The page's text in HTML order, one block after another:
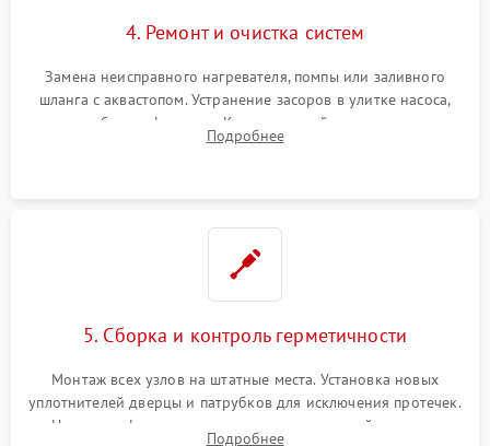
4. Ремонт и очистка систем
Замена неисправного нагревателя, помпы или заливного
шланга с аквастопом. Устранение засоров в улитке насоса,
патрубках и фильтрах. Компонентный ремонт платы
управления, восстановление поврежденной проводки.
Подробнее
5. Сборка и контроль герметичности
Монтаж всех узлов на штатные места. Установка новых
уплотнителей дверцы и патрубков для исключения протечек.
Надежная фиксация хомутов гидравлической системы,
Подробнее